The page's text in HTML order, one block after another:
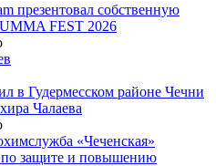
презентовал собственную
FEST 2026
в Гудермесском районе Чечни
Чалаева
«Чеченская»
по защите и повышению